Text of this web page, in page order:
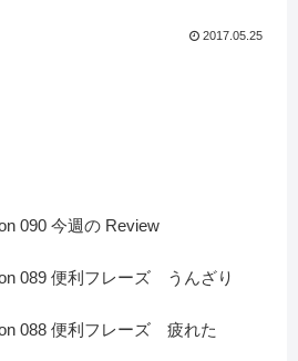
2017.05.25
090 今週の Review
089 便利フレーズ うんざり
088 便利フレーズ 疲れた